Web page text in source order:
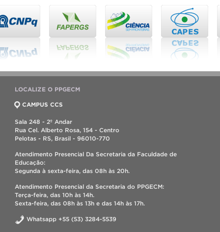
LOCALIZE O PPGECM
CAMPUS CCS
Sala 248 - 2º Andar
Rua Cel. Alberto Rosa, 154 - Centro
Pelotas - RS, Brasil - 96010-770
Atendimento Presencial Da Secretaria da Faculdade de
Educação:
Segunda à sexta-feira, das 08h às 20h.
Atendimento Presencial da Secretaria do PPGECM:
Terça-feira, das 10h às 14h.
Sexta-feira, das 08h às 13h e das 14h às 17h.
Whatsapp +55 (53) 3284-5539